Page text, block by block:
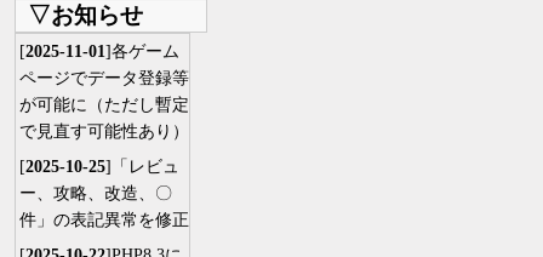
▽お知らせ
[2025-11-01]各ゲーム
ページでデータ登録等
が可能に（ただし暫定
で見直す可能性あり）
[2025-10-25]「レビュ
ー、攻略、改造、〇
件」の表記異常を修正